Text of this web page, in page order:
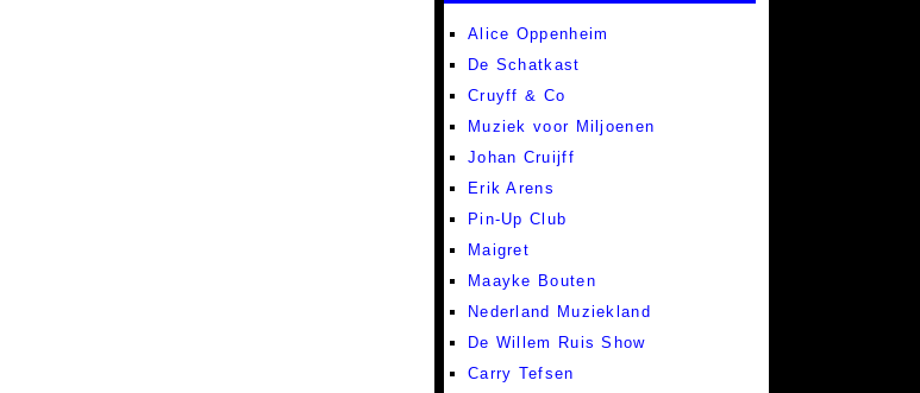
Alice Oppenheim
De Schatkast
Cruyff & Co
Muziek voor Miljoenen
Johan Cruijff
Erik Arens
Pin-Up Club
Maigret
Maayke Bouten
Nederland Muziekland
De Willem Ruis Show
Carry Tefsen